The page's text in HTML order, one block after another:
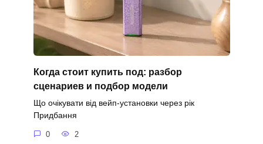
Когда стоит купить под: разбор
сценариев и подбор модели
Що очікувати від вейп-установки через рік
Придбання
0 2